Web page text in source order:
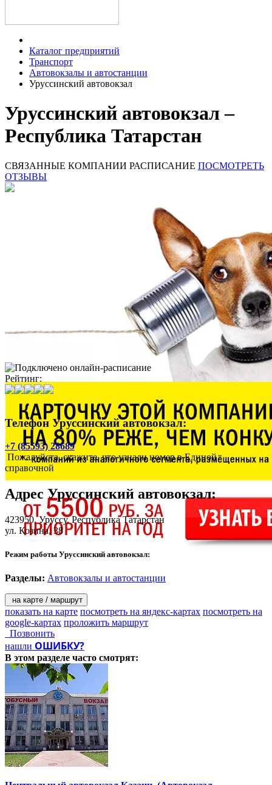
Каталог предприятий
Транспорт
Автовокзалы и автостанции
Уруссинский автовокзал
Уруссинский автовокзал –
Республика Татарстан
СВЯЗАННЫЕ КОМПАНИИ РАСПИСАНИЕ ПОСМОТРЕТЬ
ОТЗЫВЫ
Рейтинг:
Телефон Уруссинский автовокзал:
+7 (85593) 28689
Пожалуйста, скажите, что узнали номер в Единой
справочной
Адрес Уруссинский автовокзал:
423950,Уруссу, Республика Татарстан
ул. Козина, 38
Режим работы Уруссинский автовокзал:
Разделы: Автовокзалы и автостанции
на карте / маршрут
показать на карте посмотреть на яндекс-картах посмотреть на
google-картах проложить маршрут
Позвонить
нашли ОШИБКУ?
В этом разделе часто смотрят: